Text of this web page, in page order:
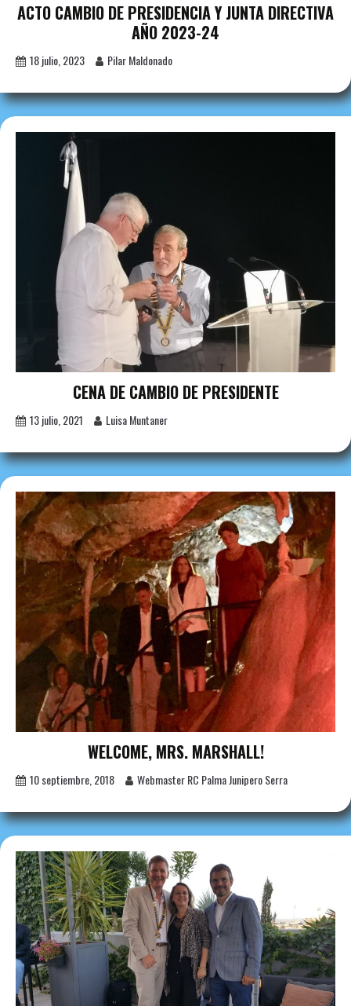
ACTO CAMBIO DE PRESIDENCIA Y JUNTA DIRECTIVA
AÑO 2023-24
18 julio, 2023 Pilar Maldonado
CENA DE CAMBIO DE PRESIDENTE
13 julio, 2021 Luisa Muntaner
WELCOME, MRS. MARSHALL!
10 septiembre, 2018 Webmaster RC Palma Junipero Serra